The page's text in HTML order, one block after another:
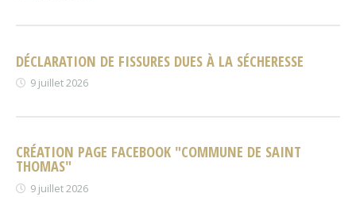
DÉCLARATION DE FISSURES DUES À LA SÉCHERESSE
9 juillet 2026
CRÉATION PAGE FACEBOOK "COMMUNE DE SAINT
THOMAS"
9 juillet 2026